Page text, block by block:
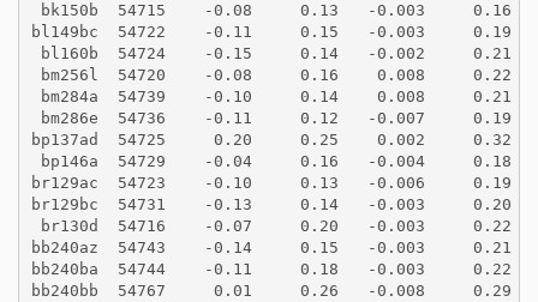
bk150b  54715    -0.08     0.13   -0.003     0.16
bl149bc  54722    -0.11     0.15   -0.003     0.19
bl160b  54724    -0.15     0.14   -0.002     0.21
bm256l  54720    -0.08     0.16    0.008     0.22
bm284a  54739    -0.10     0.14    0.008     0.21
bm286e  54736    -0.11     0.12   -0.007     0.19
bp137ad  54725     0.20     0.25    0.002     0.32
bp146a  54729    -0.04     0.16   -0.004     0.18
br129ac  54723    -0.10     0.13   -0.006     0.19
br129bc  54731    -0.13     0.14   -0.003     0.20
br130d  54716    -0.07     0.20   -0.003     0.22
bb240az  54743    -0.14     0.15   -0.003     0.21
bb240ba  54744    -0.11     0.18   -0.003     0.22
bb240bb  54767     0.01     0.26   -0.008     0.29